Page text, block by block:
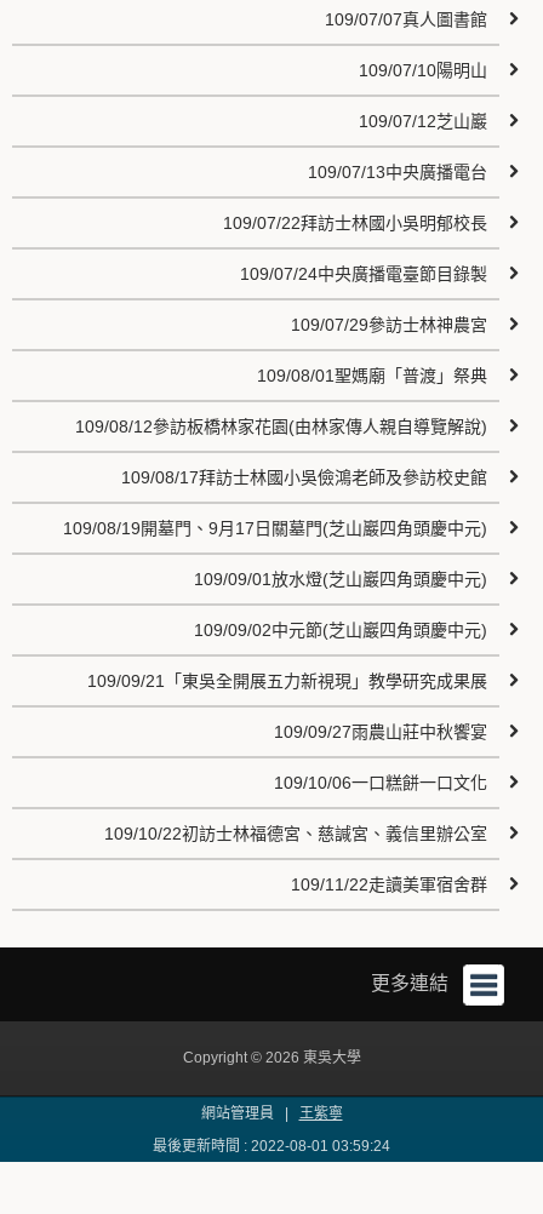
109/07/07真人圖書館
109/07/10陽明山
109/07/12芝山巖
109/07/13中央廣播電台
109/07/22拜訪士林國小吳明郁校長
109/07/24中央廣播電臺節目錄製
109/07/29參訪士林神農宮
109/08/01聖媽廟「普渡」祭典
109/08/12參訪板橋林家花園(由林家傳人親自導覽解說)
109/08/17拜訪士林國小吳儉鴻老師及參訪校史館
109/08/19開墓門、9月17日關墓門(芝山巖四角頭慶中元)
109/09/01放水燈(芝山巖四角頭慶中元)
109/09/02中元節(芝山巖四角頭慶中元)
109/09/21「東吳全開展五力新視現」教學研究成果展
109/09/27雨農山莊中秋饗宴
109/10/06一口糕餅一口文化
109/10/22初訪士林福德宮、慈諴宮、義信里辦公室
109/11/22走讀美軍宿舍群
更多連結
Copyright © 2026 東吳大學
網站管理員 | 王紫寧
最後更新時間 : 2022-08-01 03:59:24